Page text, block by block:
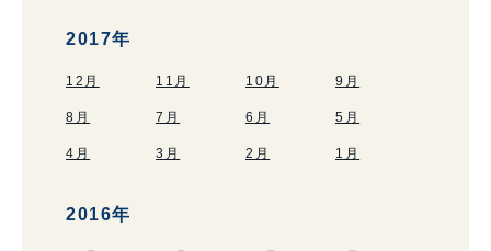
2017年
12月 11月 10月 9月
8月 7月 6月 5月
4月 3月 2月 1月
2016年